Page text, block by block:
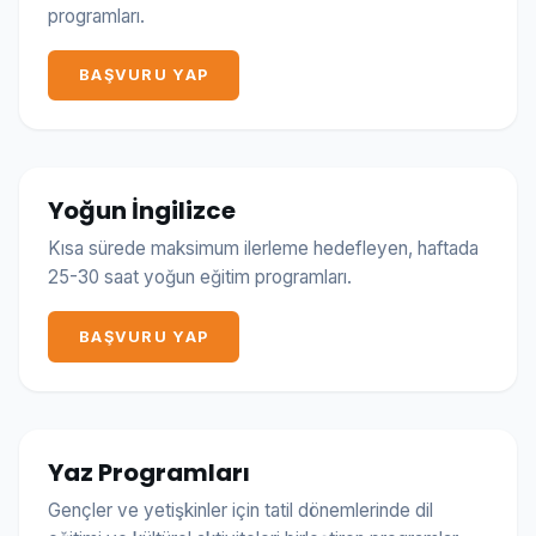
programları.
BAŞVURU YAP
Yoğun İngilizce
Kısa sürede maksimum ilerleme hedefleyen, haftada
25-30 saat yoğun eğitim programları.
BAŞVURU YAP
Yaz Programları
Gençler ve yetişkinler için tatil dönemlerinde dil